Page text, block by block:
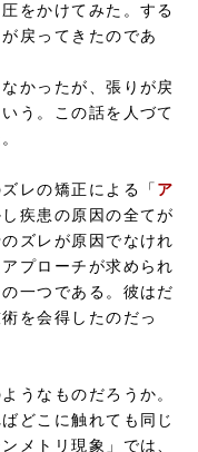
をかけてみた。する
戻ってきたのであ
かったが、張りが戻
う。この話を人づて
レの矯正による「 ア
疾患の原因の全てが
ズレが原因でなけれ
プローチが求められ
一つである。彼はだ
を会得したのだっ
うなものだろうか。
どこに触れても同じ
メトリ現象」では、